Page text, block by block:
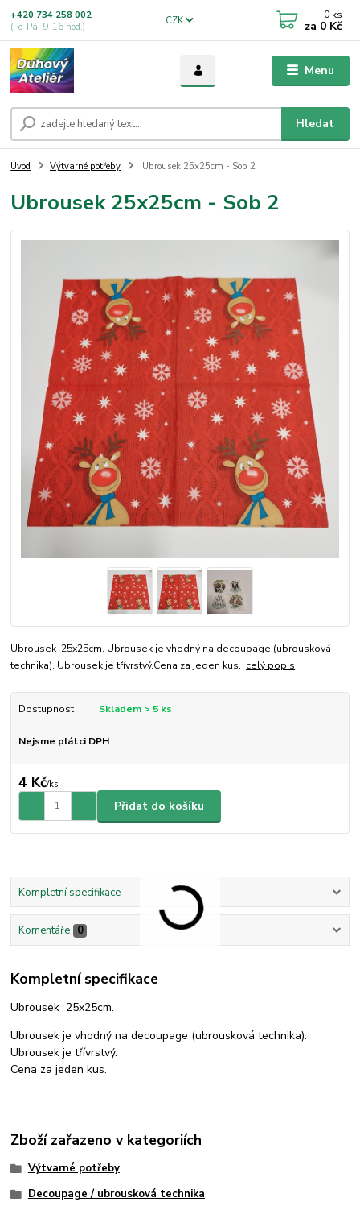
Menu
CZK
Hledat
+420 734 258 002
(Po-Pá, 9-16 hod.)
0 ks
za 0 Kč
Úvod Výtvarné potřeby Ubrousek 25x25cm - Sob 2
Ubrousek 25x25cm - Sob 2
Ubrousek 25x25cm. Ubrousek je vhodný na decoupage (ubrousková
technika). Ubrousek je třívrstvý.Cena za jeden kus. celý popis
Dostupnost Skladem > 5 ks
Nejsme plátci DPH
4 Kč/ks
Přidat do košíku
Kompletní specifikace
Komentáře 0
Kompletní specifikace
Ubrousek 25x25cm.
Ubrousek je vhodný na decoupage (ubrousková technika).
Ubrousek je třívrstvý.
Cena za jeden kus.
Zboží zařazeno v kategoriích
Výtvarné potřeby
Decoupage / ubrousková technika